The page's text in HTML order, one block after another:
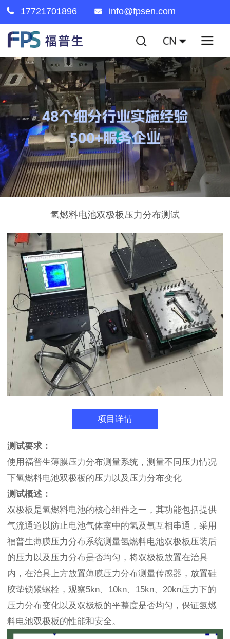
17721701896 info@fpsen.com
氢燃料电池双极板压力分布测试
项目详情
测试要求：
使用福普生薄膜压力分布测量系统，测量不同压力情况
下氢燃料电池双极板的压力以及压力分布变化
测试概述：
双极板是氢燃料电池的核心组件之一，其功能包括提供
气流通道以防止电池气体室中的氢及氧互相串通，采用
福普生薄膜压力分布系统测量氢燃料电池双极板压装后
的压力以及压力分布是否均匀，将双极板放置在治具
内，在治具上方放置薄膜压力分布测量传感器，放置硅
胶垫锁紧螺栓，观察5kn、10kn、15kn、20kn压力下的
压力分布变化以及双极板的平整度是否均匀，保证氢燃
料电池双极板的性能和安全。